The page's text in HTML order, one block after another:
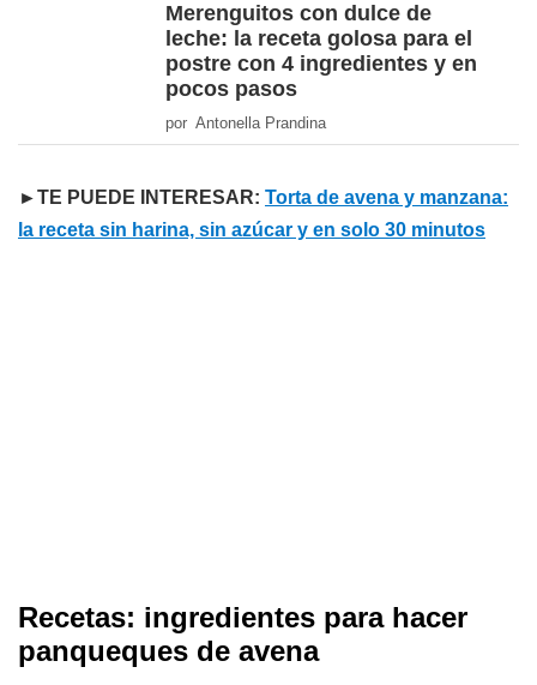
Merenguitos con dulce de
leche: la receta golosa para el
postre con 4 ingredientes y en
pocos pasos
por Antonella Prandina
►TE PUEDE INTERESAR: Torta de avena y manzana:
la receta sin harina, sin azúcar y en solo 30 minutos
Recetas: ingredientes para hacer
panqueques de avena